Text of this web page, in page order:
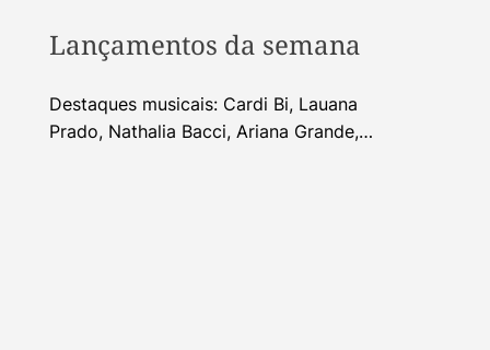
Lançamentos da semana
Destaques musicais: Cardi Bi, Lauana
Prado, Nathalia Bacci, Ariana Grande,